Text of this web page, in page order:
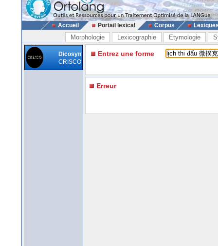
Accueil Portail lexical Corpus
Morphologie Lexicographie Etymologie
Dicosyn
CRISCO
Entrez une forme
Erreur